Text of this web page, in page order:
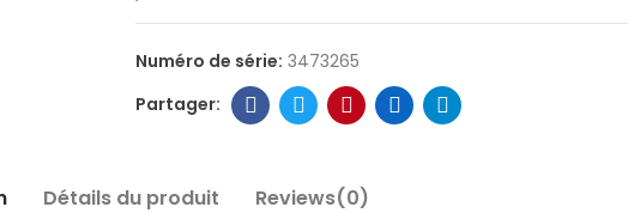
Numéro de série: 3473265
Détails du produit Reviews(0)